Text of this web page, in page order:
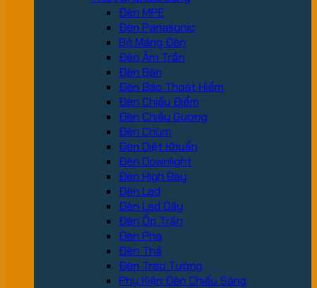
Đèn MPE
Đèn Panasonic
Bộ Máng Đèn
Đèn Âm Trần
Đèn Bàn
Đèn Báo Thoát Hiểm
Đèn Chiếu Điểm
Đèn Chiếu Gương
Đèn Chùm
Đèn Diệt Khuẩn
Đèn Downlight
Đèn High Bay
Đèn Led
Đèn Led Dây
Đèn Ốp Trần
Đèn Pha
Đèn Thả
Đèn Treo Tường
Phụ Kiện Đèn Chiếu Sáng